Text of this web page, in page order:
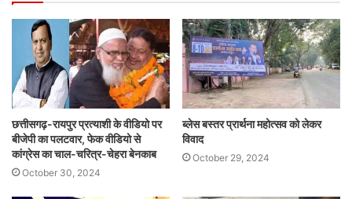
छत्तीसगढ़-रायपुर प्रत्याशी के वीडियो पर
बीजेपी का पलटवार, फेक वीडियो से
कांग्रेस का चाल-चरित्र-चेहरा बेनकाब
October 30, 2024
ब्लेस बस्तर प्रार्थना महोत्सव को लेकर
विवाद
October 29, 2024